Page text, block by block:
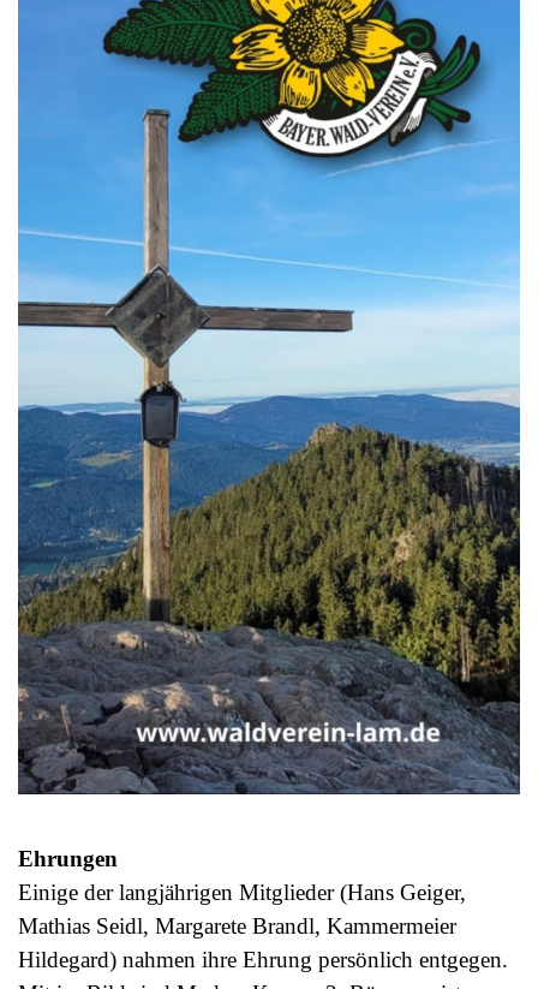
Ehrungen
Einige der langjährigen Mitglieder (Hans Geiger,
Mathias Seidl, Margarete Brandl, Kammermeier
Hildegard) nahmen ihre Ehrung persönlich entgegen.